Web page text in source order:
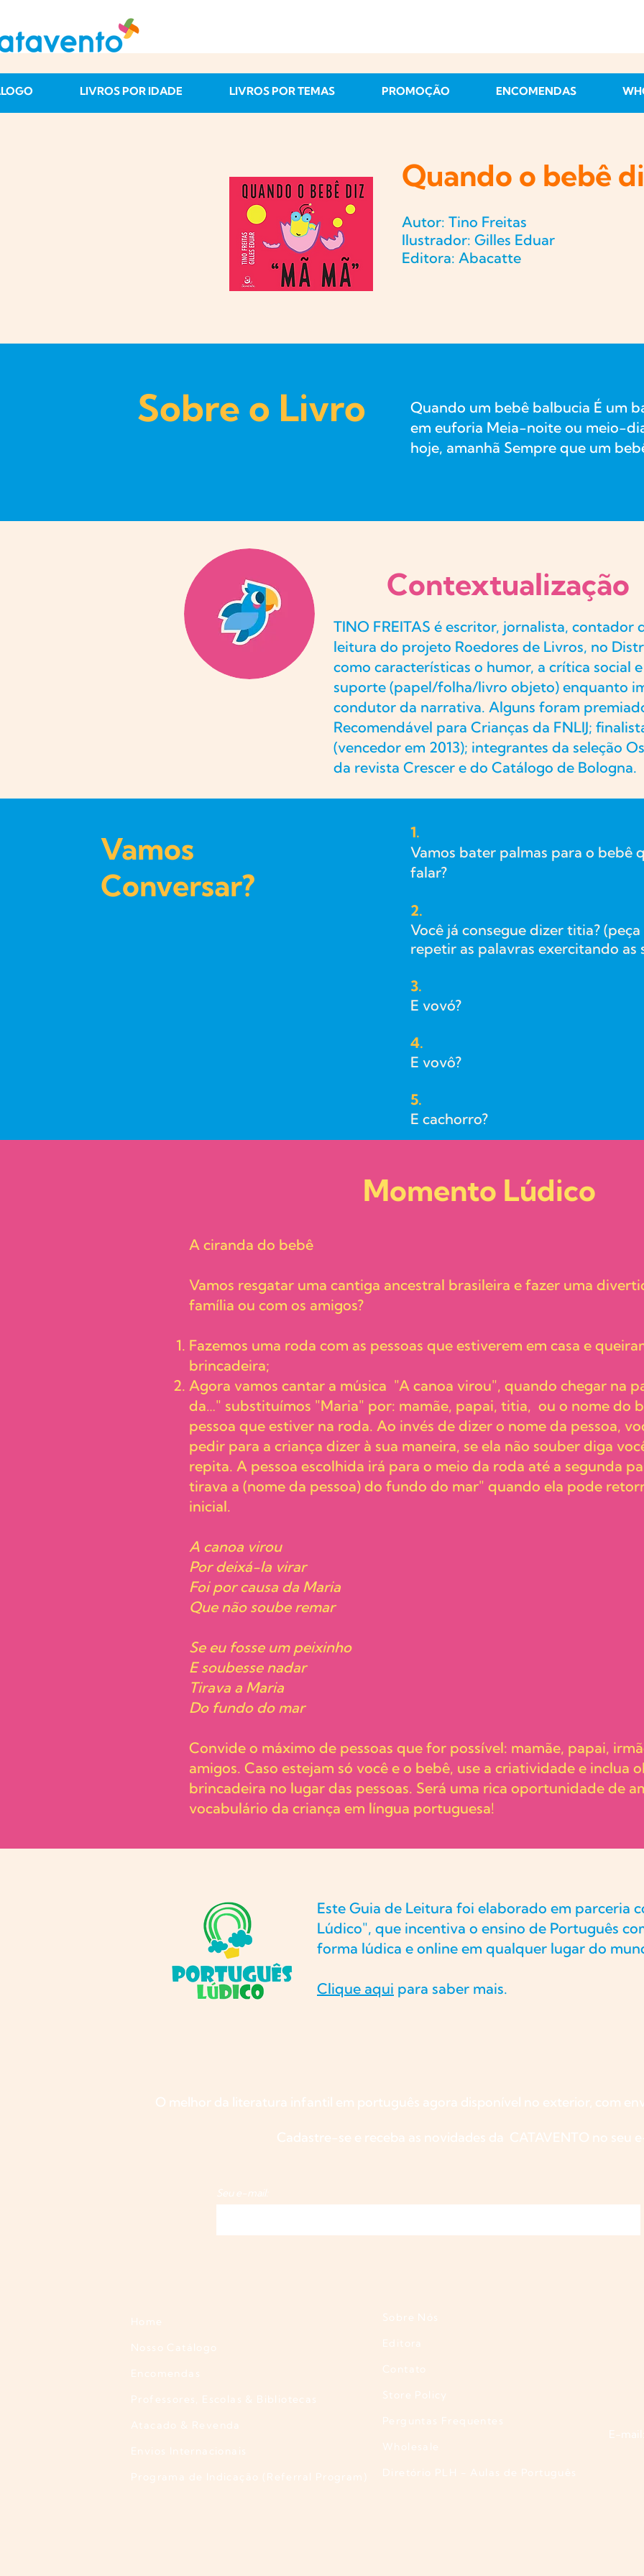
LIVROS POR IDADE LIVROS POR TEMAS PROMOÇÃO ENCOMENDAS
Quando o bebê
Autor: Tino Freitas
Ilustrador: Gilles Eduar
Editora: Abacatte
Sobre o Livro
Quando um bebê balbucia É um
em euforia Meia-noite ou meio-
hoje, amanhã Sempre que um
Contextualização
TINO FREITAS é escritor, jornalista, contador
leitura do projeto Roedores de Livros, no
como características o humor, a crítica social
suporte (papel/folha/livro objeto) enquanto
condutor da narrativa. Alguns foram
Recomendável para Crianças da FNLIJ;
(vencedor em 2013); integrantes da seleção
da revista Crescer e do Catálogo de Bologna.
Vamos
Conversar?
1.
Vamos bater palmas para o bebê
falar?
2.
Você já consegue dizer titia?
repetir as palavras exercitando as
3.
E vovó?
4.
E vovô?
5.
E cachorro?
Momento Lúdico
A ciranda do bebê
Vamos resgatar uma cantiga ancestral brasileira e fazer uma
família ou com os amigos?
Fazemos uma roda com as pessoas que estiverem em casa e
brincadeira;
Agora vamos cantar a música "A canoa virou", quando chegar na
da…" substituímos "Maria" por: mamãe, papai, titia, ou o nome do
pessoa que estiver na roda. Ao invés de dizer o nome da pessoa,
pedir para a criança dizer à sua maneira, se ela não souber diga
repita. A pessoa escolhida irá para o meio da roda até a segunda
tirava a (nome da pessoa) do fundo do mar" quando ela pode
inicial.
A canoa virou
Por deixá-la virar
Foi por causa da Maria
Que não soube remar
Se eu fosse um peixinho
E soubesse nadar
Tirava a Maria
Do fundo do mar
Convide o máximo de pessoas que for possível: mamãe, papai,
amigos. Caso estejam só você e o bebê, use a criatividade e inclua
brincadeira no lugar das pessoas. Será uma rica oportunidade de
vocabulário da criança em língua portuguesa!
Este Guia de Leitura foi elaborado em parceria
Lúdico", que incentiva o ensino de Português
forma lúdica e online em qualquer lugar do
Clique aqui para saber mais.
O melhor da literatura infantil em português agora disponível no exterior, com
Cadastre-se e receba as novidades da CATAVENTO no seu
Seu e-mail:
Home
Nosso Catálogo
Encomendas
Professores, Escolas & Bibliotecas
Atacado & Revenda
Envios Internacionais
Programa de Indicação (Referral Program)
Sobre Nós
Editora
Contato
Store Policy
Perguntas Frequentes
Wholesale
Diretório PLH - Aulas de Português
E-mail: